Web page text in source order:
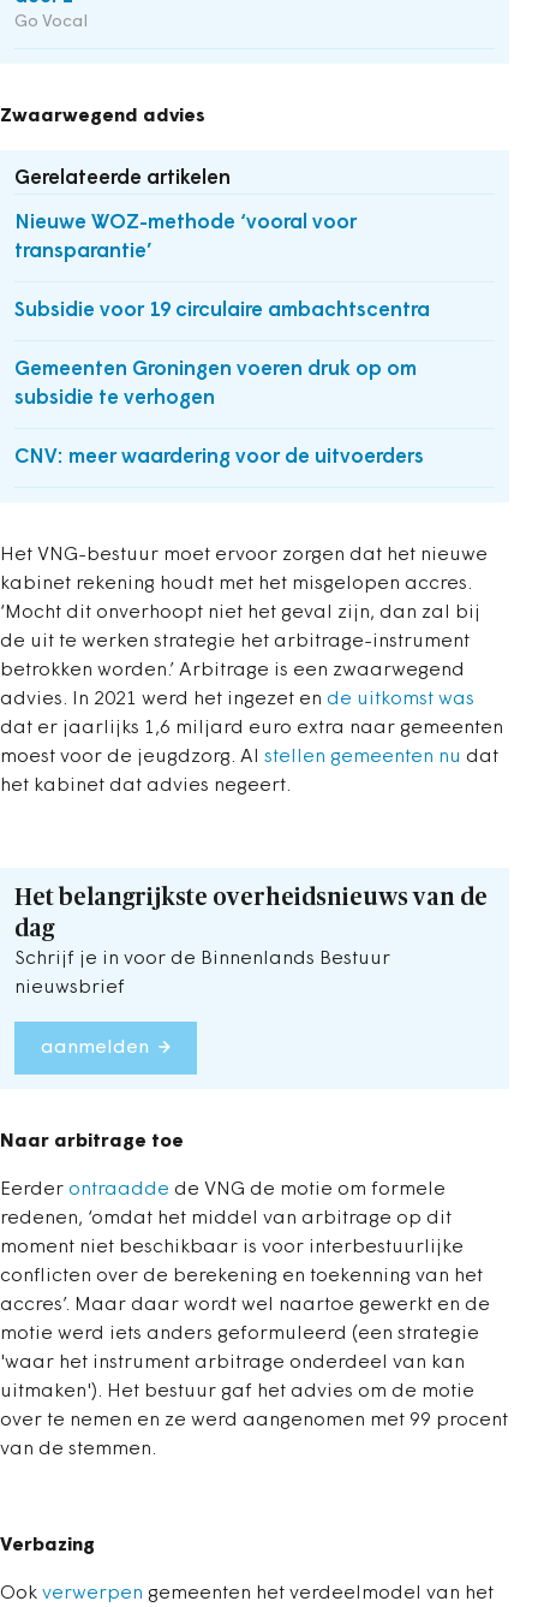
Go Vocal
Zwaarwegend advies
Gerelateerde artikelen
Nieuwe WOZ-methode ‘vooral voor
transparantie’
Subsidie voor 19 circulaire ambachtscentra
Gemeenten Groningen voeren druk op om
subsidie te verhogen
CNV: meer waardering voor de uitvoerders
Het VNG-bestuur moet ervoor zorgen dat het nieuwe
kabinet rekening houdt met het misgelopen accres.
‘Mocht dit onverhoopt niet het geval zijn, dan zal bij
de uit te werken strategie het arbitrage-instrument
betrokken worden.’ Arbitrage is een zwaarwegend
advies. In 2021 werd het ingezet en de uitkomst was
dat er jaarlijks 1,6 miljard euro extra naar gemeenten
moest voor de jeugdzorg. Al stellen gemeenten nu dat
het kabinet dat advies negeert.
Het belangrijkste overheidsnieuws van de
dag
Schrijf je in voor de Binnenlands Bestuur
nieuwsbrief
aanmelden
Naar arbitrage toe
Eerder ontraadde de VNG de motie om formele
redenen, ‘omdat het middel van arbitrage op dit
moment niet beschikbaar is voor interbestuurlijke
conflicten over de berekening en toekenning van het
accres’. Maar daar wordt wel naartoe gewerkt en de
motie werd iets anders geformuleerd (een strategie
'waar het instrument arbitrage onderdeel van kan
uitmaken'). Het bestuur gaf het advies om de motie
over te nemen en ze werd aangenomen met 99 procent
van de stemmen.
Verbazing
Ook verwerpen gemeenten het verdeelmodel van het